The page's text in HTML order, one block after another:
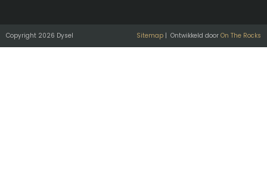
Copyright 2026 Dysel Sitemap | Ontwikkeld door On The Rocks